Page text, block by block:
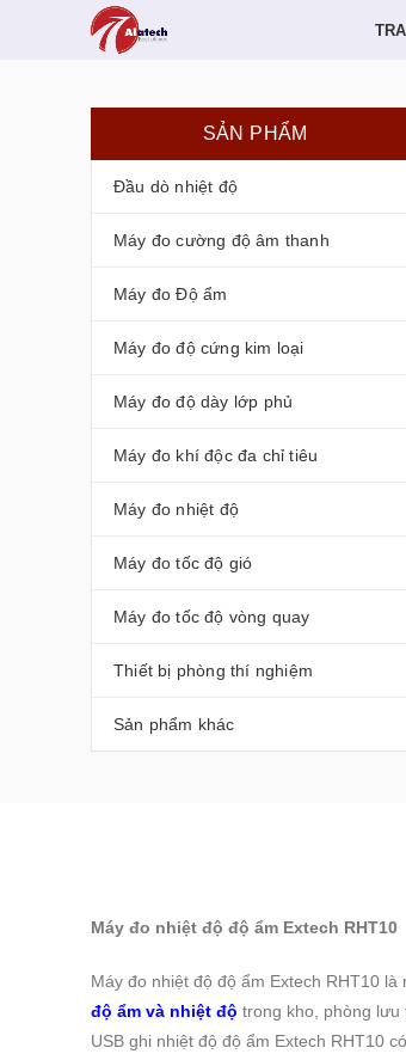
SẢN PHẨM
Đầu dò nhiệt độ
Máy đo cường độ âm thanh
Máy đo Độ ẩm
Máy đo độ cứng kim loại
Máy đo độ dày lớp phủ
Máy đo khí độc đa chỉ tiêu
Máy đo nhiệt độ
Máy đo tốc độ gió
Máy đo tốc độ vòng quay
Thiết bị phòng thí nghiệm
Sản phẩm khác
Máy đo nhiệt độ độ ẩm Extech RHT10
Máy đo nhiệt độ độ ẩm Extech RHT10
độ ẩm và nhiệt độ trong kho, phòng lưu
USB ghi nhiệt độ độ ẩm Extech RHT10